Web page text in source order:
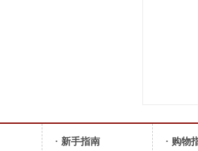
· 新手指南 · 购物